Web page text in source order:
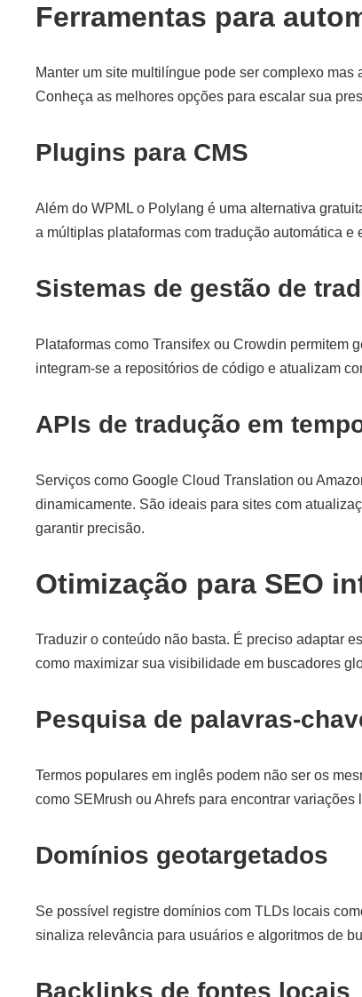
Ferramentas para
Manter um site multilíngue pode ser complexo
Conheça as melhores opções para escalar sua
Plugins para CMS
Além do WPML o Polylang é uma alternativa
a múltiplas plataformas com tradução automática e
Sistemas de gestão de
Plataformas como Transifex ou Crowdin permitem
integram-se a repositórios de código e atualizam
APIs de tradução em
Serviços como Google Cloud Translation ou
dinamicamente. São ideais para sites com
garantir precisão.
Otimização para SEO
Traduzir o conteúdo não basta. É preciso adaptar
como maximizar sua visibilidade em buscadores
Pesquisa de palavras-
Termos populares em inglês podem não ser os
como SEMrush ou Ahrefs para encontrar
Domínios geotargetados
Se possível registre domínios com TLDs locais
sinaliza relevância para usuários e algoritmos de
Backlinks de fontes locais